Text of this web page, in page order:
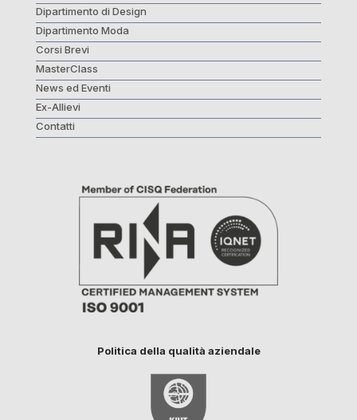
Dipartimento di Design
Dipartimento Moda
Corsi Brevi
MasterClass
News ed Eventi
Ex-Allievi
Contatti
Politica della qualità aziendale